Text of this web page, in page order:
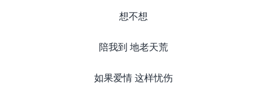
想不想
陪我到 地老天荒
如果爱情 这样忧伤